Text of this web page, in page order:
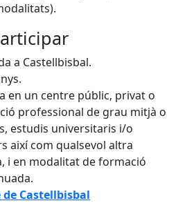
a Castellbisbal.
en un centre públic, privat o
professional de grau mitjà o
estudis universitaris i/o
així com qualsevol altra
i en modalitat de formació
Castellbisbal